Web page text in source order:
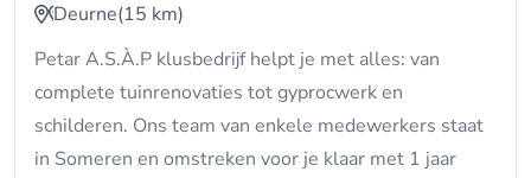
Deurne(15 km)
Petar A.S.À.P klusbedrijf helpt je met alles: van
complete tuinrenovaties tot gyprocwerk en
schilderen. Ons team van enkele medewerkers staat
in Someren en omstreken voor je klaar met 1 jaar